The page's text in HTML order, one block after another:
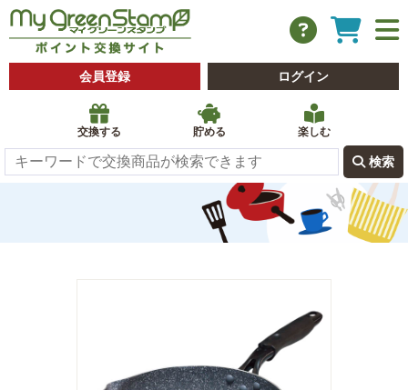
会員登録 ログイン
交換する 貯める 楽しむ
 検索